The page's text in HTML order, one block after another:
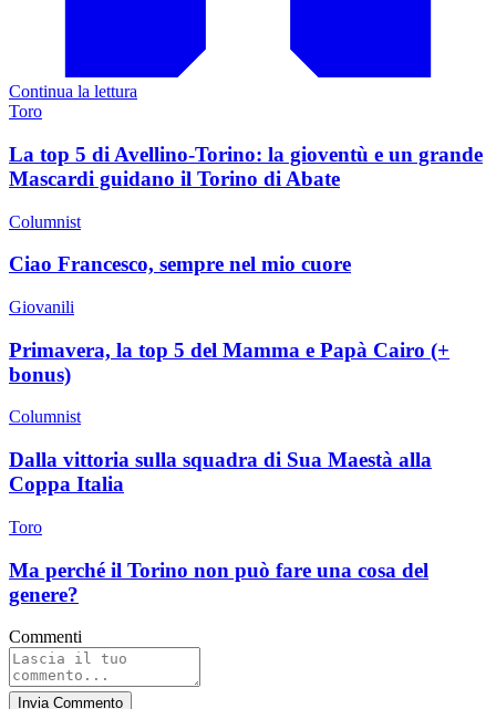
Continua la lettura
Toro
La top 5 di Avellino-Torino: la gioventù e un grande
Mascardi guidano il Torino di Abate
Columnist
Ciao Francesco, sempre nel mio cuore
Giovanili
Primavera, la top 5 del Mamma e Papà Cairo (+
bonus)
Columnist
Dalla vittoria sulla squadra di Sua Maestà alla
Coppa Italia
Toro
Ma perché il Torino non può fare una cosa del
genere?
Commenti
Invia Commento